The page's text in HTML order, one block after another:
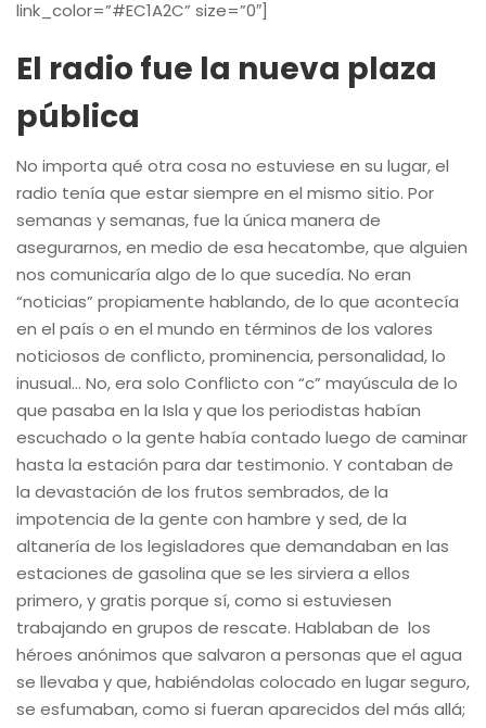
link_color=”#EC1A2C” size=”0″]
El radio fue la nueva plaza
pública
No importa qué otra cosa no estuviese en su lugar, el
radio tenía que estar siempre en el mismo sitio. Por
semanas y semanas, fue la única manera de
asegurarnos, en medio de esa hecatombe, que alguien
nos comunicaría algo de lo que sucedía. No eran
“noticias” propiamente hablando, de lo que acontecía
en el país o en el mundo en términos de los valores
noticiosos de conflicto, prominencia, personalidad, lo
inusual… No, era solo Conflicto con “c” mayúscula de lo
que pasaba en la Isla y que los periodistas habían
escuchado o la gente había contado luego de caminar
hasta la estación para dar testimonio. Y contaban de
la devastación de los frutos sembrados, de la
impotencia de la gente con hambre y sed, de la
altanería de los legisladores que demandaban en las
estaciones de gasolina que se les sirviera a ellos
primero, y gratis porque sí, como si estuviesen
trabajando en grupos de rescate. Hablaban de los
héroes anónimos que salvaron a personas que el agua
se llevaba y que, habiéndolas colocado en lugar seguro,
se esfumaban, como si fueran aparecidos del más allá;